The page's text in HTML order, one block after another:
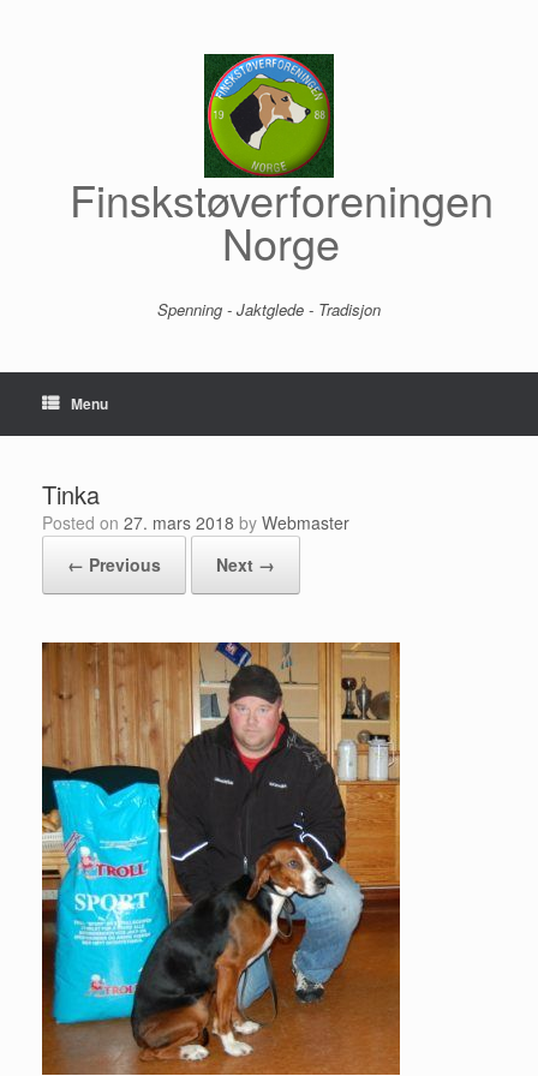
Finskstøverforeningen
Norge
Spenning - Jaktglede - Tradisjon
Menu
Tinka
Posted on 27. mars 2018 by Webmaster
← Previous
Next →